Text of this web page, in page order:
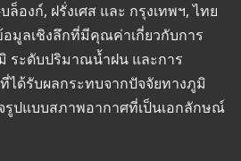
องก์, ฝรั่งเศส และ กรุงเทพฯ, ไทย
อมูลเชิงลึกที่มีคุณค่าเกี่ยวกับการ
ระดับปริมาณน้ำฝน และการ
ได้รับผลกระทบจากปัจจัยทางภูมิ
รูปแบบสภาพอากาศที่เป็นเอกลักษณ์